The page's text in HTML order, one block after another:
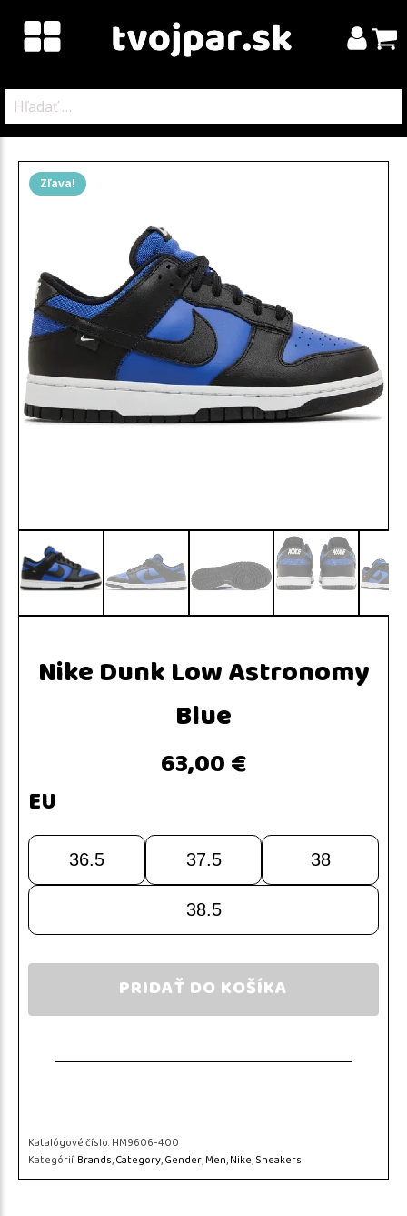
Zľava!
Nike Dunk Low Astronomy
Blue
63,00 €
EU
36.5 37.5 38
38.5
PRIDAŤ DO KOŠÍKA
Katalógové číslo:HM9606-400
Kategórií:Brands,Category,Gender,Men,Nike,Sneakers